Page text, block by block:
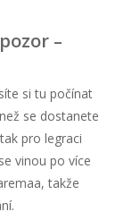
–
si tu počínat
se dostanete
pro legraci
vinou po více
takže